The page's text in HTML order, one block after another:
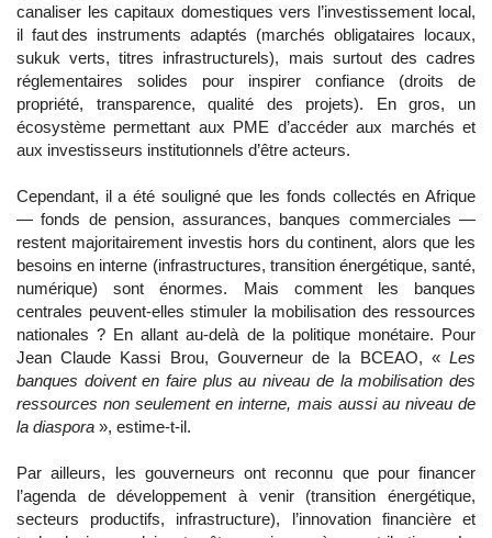
canaliser les capitaux domestiques vers l’investissement local,
il faut des instruments adaptés (marchés obligataires locaux,
sukuk verts, titres infrastructurels), mais surtout des cadres
réglementaires solides pour inspirer confiance (droits de
propriété, transparence, qualité des projets). En gros, un
écosystème permettant aux PME d’accéder aux marchés et
aux investisseurs institutionnels d’être acteurs.
Cependant, il a été souligné que les fonds collectés en Afrique
— fonds de pension, assurances, banques commerciales —
restent majoritairement investis hors du continent, alors que les
besoins en interne (infrastructures, transition énergétique, santé,
numérique) sont énormes. Mais comment les banques
centrales peuvent-elles stimuler la mobilisation des ressources
nationales ? En allant au-delà de la politique monétaire. Pour
Jean Claude Kassi Brou, Gouverneur de la BCEAO, « Les
banques doivent en faire plus au niveau de la mobilisation des
ressources non seulement en interne, mais aussi au niveau de
la diaspora », estime-t-il.
Par ailleurs, les gouverneurs ont reconnu que pour financer
l’agenda de développement à venir (transition énergétique,
secteurs productifs, infrastructure), l’innovation financière et